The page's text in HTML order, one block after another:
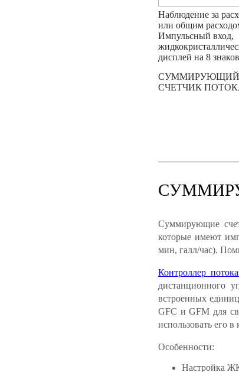
Наблюдение за
или общим
Импульсный вход,
дисплей на 8
СУММИРУЮЩИЙ
СЧЕТЧИК
Суммирующие
которые имеют
мин, галл/час).
Контроллер
дистанционного
встроенных
GFC и GFM для
использовать его в
Особенности:
Настройка